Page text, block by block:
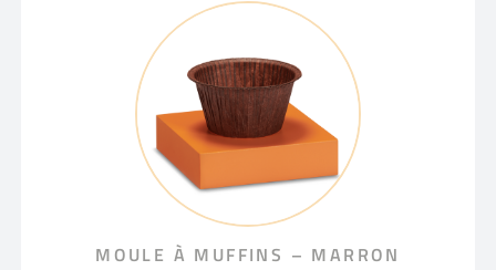
MOULE À MUFFINS – MARRON